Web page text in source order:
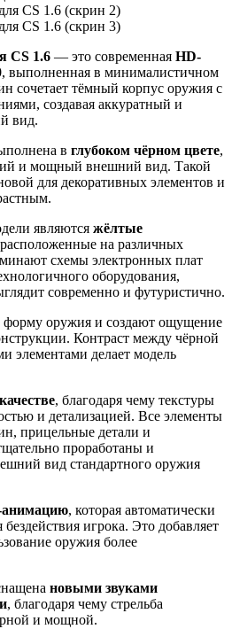
CS 1.6 — это современная HD-
, выполненная в минималистичном
сочетает тёмный корпус оружия с
создавая аккуратный и
вид.
в глубоком чёрном цвете,
и мощный внешний вид. Такой
для декоративных элементов и
являются жёлтые
на различных
схемы электронных плат
оборудования,
современно и футуристично.
оружия и создают ощущение
Контраст между чёрной
элементами делает модель
, благодаря чему текстуры
и детализацией. Все элементы
прицельные детали и
проработаны и
вид стандартного оружия
анимацию, которая автоматически
игрока. Это добавляет
оружия более
новыми звуками
, благодаря чему стрельба
и мощной.